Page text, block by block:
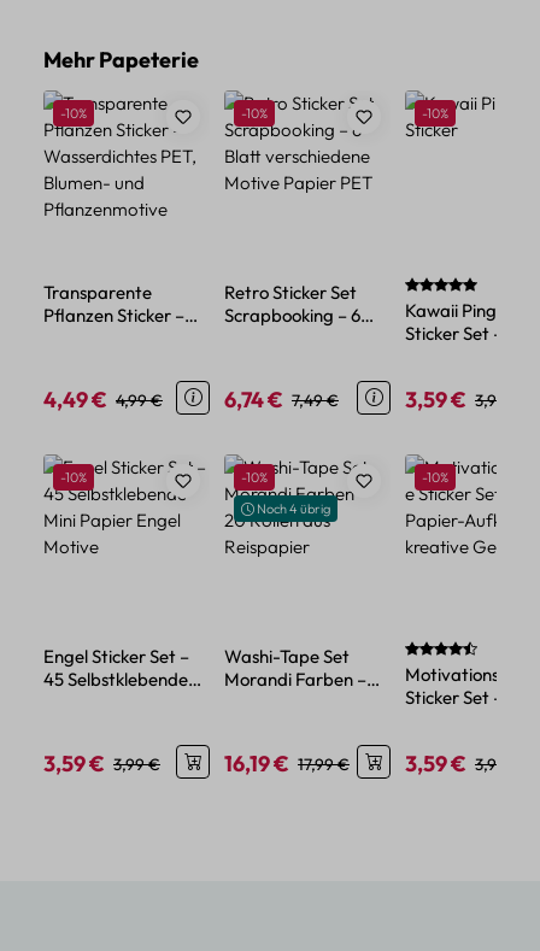
Produktgalerie überspringen
Mehr Papeterie
Rabatt
-10%
Transparente
Pflanzen Sticker –
Verkaufspreis:
4,49 € Regulärer Preis:
4,99 €
Rabatt
-10%
Retro Sticker Set
Scrapbooking – 6
Verkaufspreis:
6,74 € Regulärer Preis:
7,49 €
Rabatt
-10%
Kawaii Pinguin
Sticker Set – 45
Design
Verkaufspreis:
3,59 € 3,99 €
Produktgalerie überspringen
Rabatt
-10%
Engel Sticker Set –
45 Selbstklebende
Verkaufspreis:
3,59 € Regulärer Preis:
3,99 €
Rabatt
-10%
Noch 4 übrig
Washi-Tape Set
Morandi Farben –
Verkaufspreis:
16,19 € Regulärer Preis:
17,99 €
Rabatt
-10%
Sticker Set – 45
Verkaufspreis:
3,59 € 3,99 €